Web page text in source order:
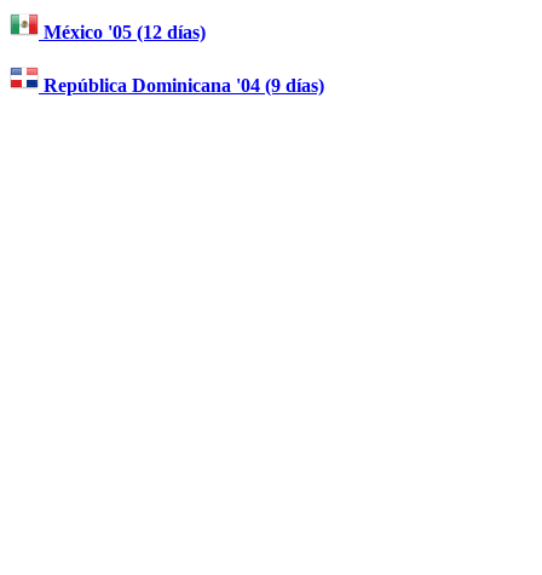
México '05 (12 días)
República Dominicana '04 (9 días)